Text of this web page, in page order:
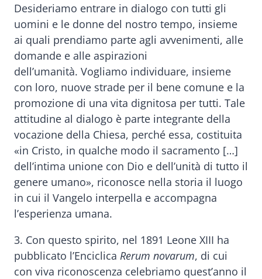
Desideriamo entrare in dialogo con tutti gli
uomini e le donne del nostro tempo, insieme
ai quali prendiamo parte agli avvenimenti, alle
domande e alle aspirazioni
dell’umanità. Vogliamo individuare, insieme
con loro, nuove strade per il bene comune e la
promozione di una vita dignitosa per tutti. Tale
attitudine al dialogo è parte integrante della
vocazione della Chiesa, perché essa, costituita
«in Cristo, in qualche modo il sacramento […]
dell’intima unione con Dio e dell’unità di tutto il
genere umano», riconosce nella storia il luogo
in cui il Vangelo interpella e accompagna
l’esperienza umana.
3. Con questo spirito, nel 1891 Leone XIII ha
pubblicato l’Enciclica Rerum novarum, di cui
con viva riconoscenza celebriamo quest’anno il